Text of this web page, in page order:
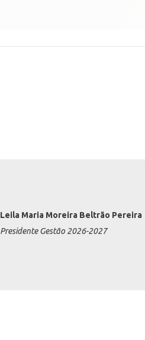
Leila Maria Moreira Beltrão Pereira
Presidente Gestão 2026-2027